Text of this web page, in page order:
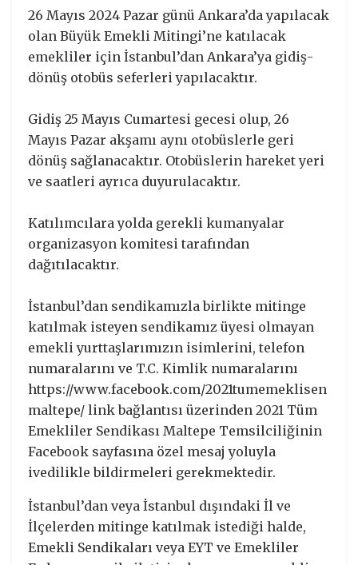
26 Mayıs 2024 Pazar günü Ankara’da yapılacak
olan Büyük Emekli Mitingi’ne katılacak
emekliler için İstanbul’dan Ankara’ya gidiş-
dönüş otobüs seferleri yapılacaktır.
Gidiş 25 Mayıs Cumartesi gecesi olup, 26
Mayıs Pazar akşamı aynı otobüslerle geri
dönüş sağlanacaktır. Otobüslerin hareket yeri
ve saatleri ayrıca duyurulacaktır.
Katılımcılara yolda gerekli kumanyalar
organizasyon komitesi tarafından
dağıtılacaktır.
İstanbul’dan sendikamızla birlikte mitinge
katılmak isteyen sendikamız üyesi olmayan
emekli yurttaşlarımızın isimlerini, telefon
numaralarını ve T.C. Kimlik numaralarını
https://www.facebook.com/2021tumemeklisen
maltepe/ link bağlantısı üzerinden 2021 Tüm
Emekliler Sendikası Maltepe Temsilciliğinin
Facebook sayfasına özel mesaj yoluyla
ivedilikle bildirmeleri gerekmektedir.
İstanbul’dan veya İstanbul dışındaki İl ve
İlçelerden mitinge katılmak istediği halde,
Emekli Sendikaları veya EYT ve Emekliler